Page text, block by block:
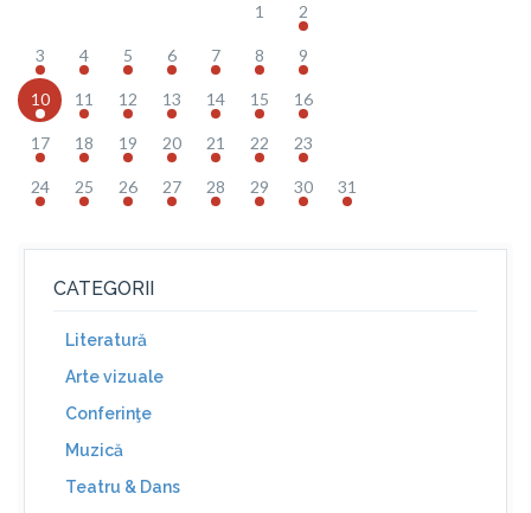
1 2
3 4 5 6 7 8 9
10 11 12 13 14 15 16
17 18 19 20 21 22 23
24 25 26 27 28 29 30 31
CATEGORII
Literatură
Arte vizuale
Conferinţe
Muzică
Teatru & Dans